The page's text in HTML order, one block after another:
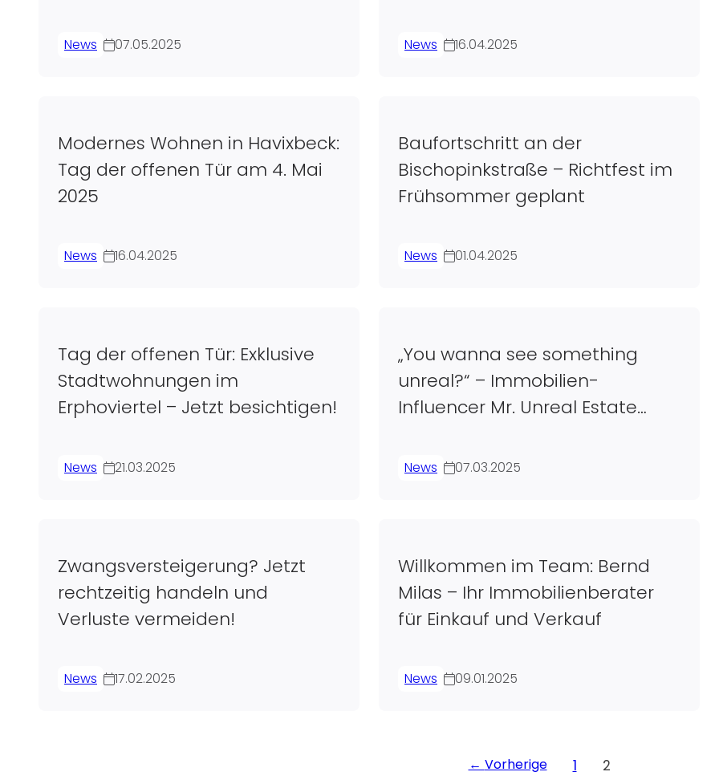
News 07.05.2025 News 16.04.2025
Modernes Wohnen in Havixbeck:
Tag der offenen Tür am 4. Mai
2025
News 16.04.2025
Baufortschritt an der
Bischopinkstraße – Richtfest im
Frühsommer geplant
News 01.04.2025
Tag der offenen Tür: Exklusive
Stadtwohnungen im
Erphoviertel – Jetzt besichtigen!
News 21.03.2025
„You wanna see something
unreal?“ – Immobilien-
Influencer Mr. Unreal Estate
Nordkirchen
News 07.03.2025
Zwangsversteigerung? Jetzt
rechtzeitig handeln und
Verluste vermeiden!
News 17.02.2025
Willkommen im Team: Bernd
Milas – Ihr Immobilienberater
für Einkauf und Verkauf
News 09.01.2025
Vorherige 1 2